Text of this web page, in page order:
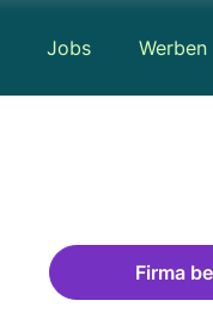
Jobs Werben
Firma